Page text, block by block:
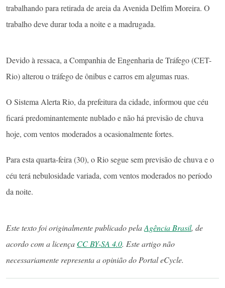
trabalhando para retirada de areia da Avenida Delfim Moreira. O
trabalho deve durar toda a noite e a madrugada.
Devido à ressaca, a Companhia de Engenharia de Tráfego (CET-
Rio) alterou o tráfego de ônibus e carros em algumas ruas.
O Sistema Alerta Rio, da prefeitura da cidade, informou que céu
ficará predominantemente nublado e não há previsão de chuva
hoje, com ventos moderados a ocasionalmente fortes.
Para esta quarta-feira (30), o Rio segue sem previsão de chuva e o
céu terá nebulosidade variada, com ventos moderados no período
da noite.
Este texto foi originalmente publicado pelaAgência Brasil, de
acordo com a licença CC BY-SA 4.0. Este artigo não
necessariamente representa a opinião do Portal eCycle.